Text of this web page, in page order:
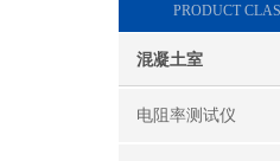
PRODUCT
混凝土室
电阻率测试仪